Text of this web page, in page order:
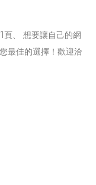
頁、 想要讓自己的網
最佳的選擇！歡迎洽